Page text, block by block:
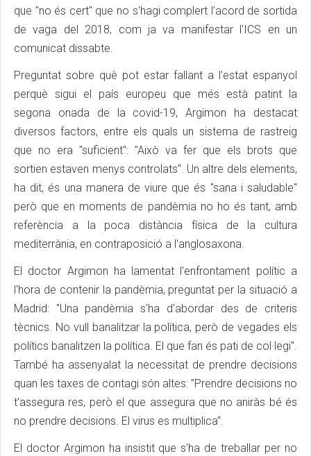
que "no és cert" que no s'hagi complert l'acord de sortida
de vaga del 2018, com ja va manifestar l'ICS en un
comunicat dissabte.
Preguntat sobre què pot estar fallant a l'estat espanyol
perquè sigui el país europeu que més està patint la
segona onada de la covid-19, Argimon ha destacat
diversos factors, entre els quals un sistema de rastreig
que no era "suficient": "Això va fer que els brots que
sortien estaven menys controlats". Un altre dels elements,
ha dit, és una manera de viure que és "sana i saludable"
però que en moments de pandèmia no ho és tant, amb
referència a la poca distància física de la cultura
mediterrània, en contraposició a l'anglosaxona.
El doctor Argimon ha lamentat l'enfrontament polític a
l'hora de contenir la pandèmia, preguntat per la situació a
Madrid: "Una pandèmia s'ha d'abordar des de criteris
tècnics. No vull banalitzar la política, però de vegades els
polítics banalitzen la política. El que fan és pati de col·legi".
També ha assenyalat la necessitat de prendre decisions
quan les taxes de contagi són altes: "Prendre decisions no
t'assegura res, però el que assegura que no aniràs bé és
no prendre decisions. El virus es multiplica".
El doctor Argimon ha insistit que s'ha de treballar per no